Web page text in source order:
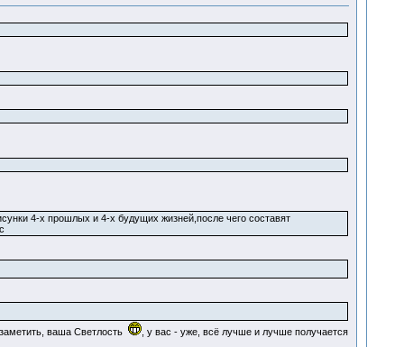
4-х прошлых и 4-х будущих жизней,после чего составят
ваша Светлость
, у вас - уже, всё лучше и лучше получается